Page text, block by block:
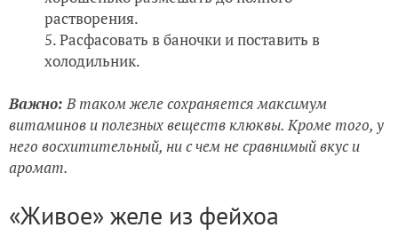
растворения.
Расфасовать в баночки и поставить в
холодильник.
Важно:В таком желе сохраняется максимум
витаминов и полезных веществ клюквы. Кроме того, у
него восхитительный, ни с чем не сравнимый вкус и
аромат.
«Живое» желе из фейхоа